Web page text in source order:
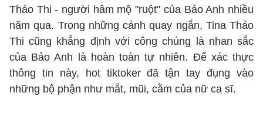
Thảo Thi - người hâm mộ "ruột" của Bảo Anh nhiều
năm qua. Trong những cảnh quay ngắn, Tina Thảo
Thi cũng khẳng định với công chúng là nhan sắc
của Bảo Anh là hoàn toàn tự nhiên. Để xác thực
thông tin này, hot tiktoker đã tận tay đụng vào
những bộ phận như mắt, mũi, cằm của nữ ca sĩ.